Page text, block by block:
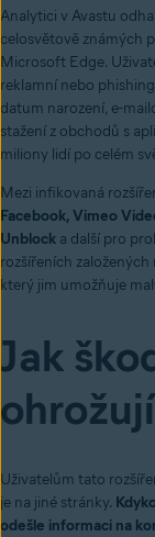
Analytici v Avastu
celosvětově známých
Microsoft Edge.
reklamní nebo
datum narození, e-
stažení z obchodů s
miliony lidí po celém
Mezi infikovaná
Facebook, Vimeo
Unblock a další pro
rozšířeních
který jim umožňuje
Jak
Uživatelům tato
je na jiné stránky.
odešle informaci na